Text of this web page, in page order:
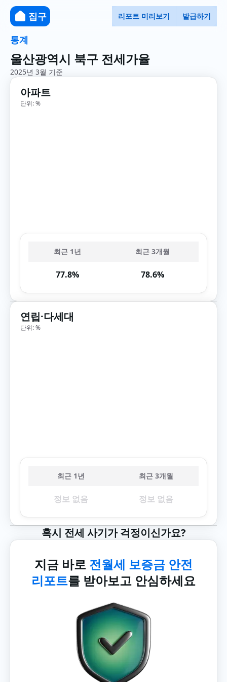
집구 리포트 미리보기 발급하기
통계
울산광역시 북구 전세가율
2025년 3월 기준
아파트
단위: %
최근 1년 최근 3개월
77.8% 78.6%
연립·다세대
단위: %
최근 1년 최근 3개월
정보 없음 정보 없음
혹시 전세 사기가 걱정이신가요?
지금 바로 전월세 보증금 안전
리포트를 받아보고 안심하세요